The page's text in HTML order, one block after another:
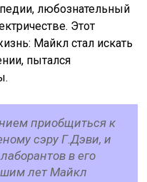
любознательный
Этот
Майкл стал искать
пытался
приобщиться к
сэру Г.Дэви, и
в его
лет Майкл